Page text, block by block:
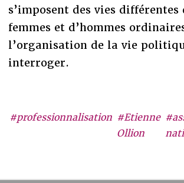
#professionnalisation #Etienne
Ollion
s’imposent des vies différentes
femmes et d’hommes
l’organisation de la vie
interroger.